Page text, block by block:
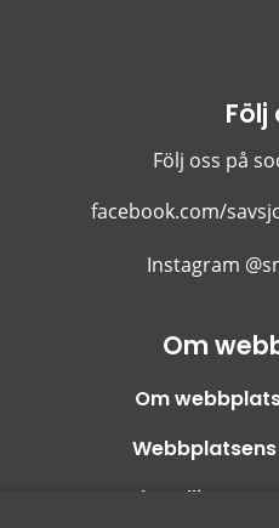
Följ
Följ oss på
facebook.com/
Instagram
Om
Om
Behandling av